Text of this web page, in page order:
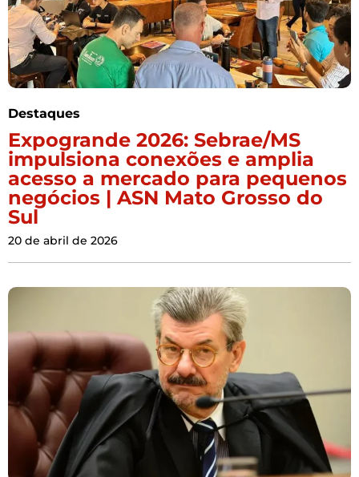
Destaques
Expogrande 2026: Sebrae/MS
impulsiona conexões e amplia
acesso a mercado para pequenos
negócios | ASN Mato Grosso do
Sul
20 de abril de 2026